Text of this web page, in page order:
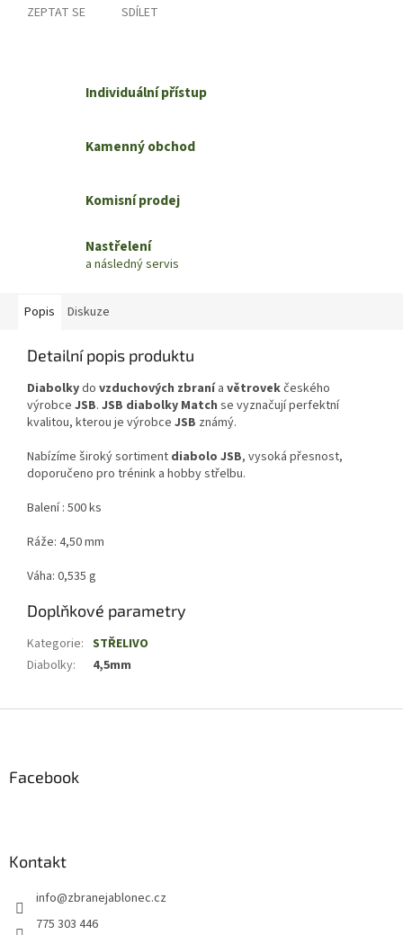
ZEPTAT SE SDÍLET
Individuální přístup
Kamenný obchod
Komisní prodej
Nastřelení
a následný servis
Popis Diskuze
Detailní popis produktu
Diabolkydo vzduchových zbranía větrovekčeského
výrobce JSB. JSB diabolky Match se vyznačují perfektní
kvalitou, kterou je výrobce JSB známý.
Nabízíme široký sortiment diabolo JSB, vysoká přesnost,
doporučeno pro trénink a hobby střelbu.
Balení : 500 ks
Ráže: 4,50 mm
Váha: 0,535 g
Doplňkové parametry
Kategorie: STŘELIVO
Diabolky: 4,5mm
Facebook
Kontakt
info@zbranejablonec.cz
775 303 446